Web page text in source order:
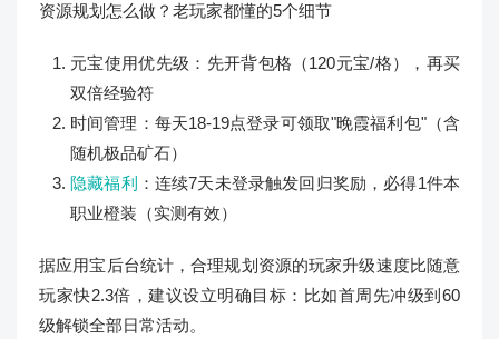
资源规划怎么做？老玩家都懂的5个细节
元宝使用优先级：先开背包格（120元宝/格），再买
双倍经验符
时间管理：每天18-19点登录可领取"晚霞福利包"（含
随机极品矿石）
隐藏福利 ：连续7天未登录触发回归奖励，必得1件本
职业橙装（实测有效）
据应用宝后台统计，合理规划资源的玩家升级速度比随意
玩家快2.3倍，建议设立明确目标：比如首周先冲级到60
级解锁全部日常活动。